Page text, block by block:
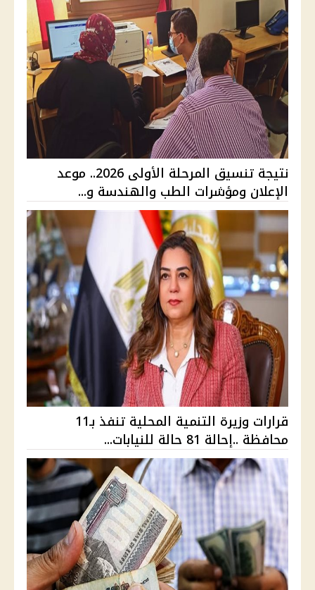
نتيجة تنسيق المرحلة الأولى 2026.. موعد
الإعلان ومؤشرات الطب والهندسة و...
قرارات وزيرة التنمية المحلية تنفذ بـ11
محافظة ..إحالة 81 حالة للنيابات...